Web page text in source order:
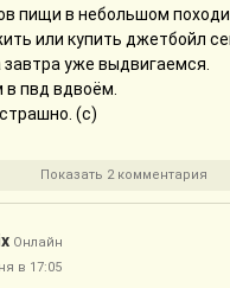
пищи в небольшом
или купить джетбойл
уже выдвигаемся.
пвд вдвоём.
(с)
Показать 2 комментария
Онлайн
в 17:05